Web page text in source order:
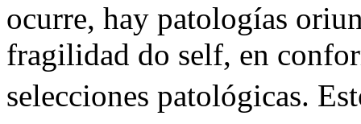
ocurre, hay patologías
fragilidad do self, en
selecciones patológicas.